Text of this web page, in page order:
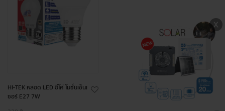
HI-TEK หลอด LED อีโค่ โมชั่นเซ็นเ
ซอร์ E27 7W